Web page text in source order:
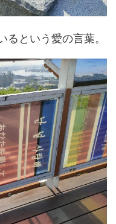
という愛の言葉。